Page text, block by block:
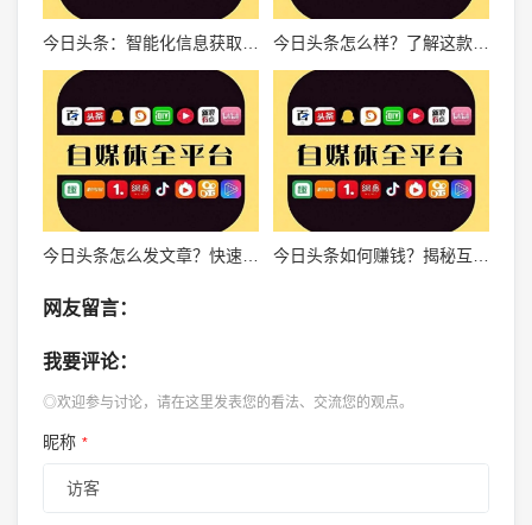
今日头条：智能化信息获取的全新体验 今日头条怎么样？了解这款内容平台如何引领资讯时代
今日头条怎么发文章？快速上手指南，轻松玩转自媒体平台！ 今日头条如何赚钱？揭秘互联网巨头背后的商业模式
网友留言：
我要评论：
◎欢迎参与讨论，请在这里发表您的看法、交流您的观点。
昵称 *